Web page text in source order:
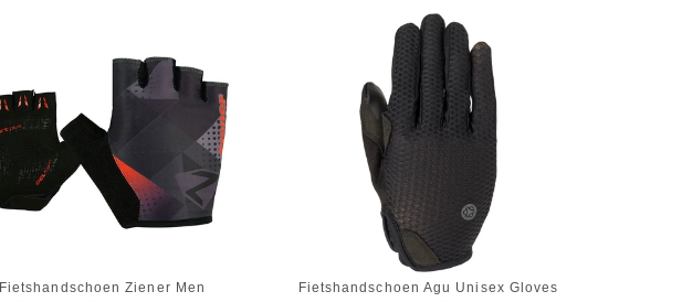
Fietshandschoen Ziener Men
Fietshandschoen Agu Unisex Gloves